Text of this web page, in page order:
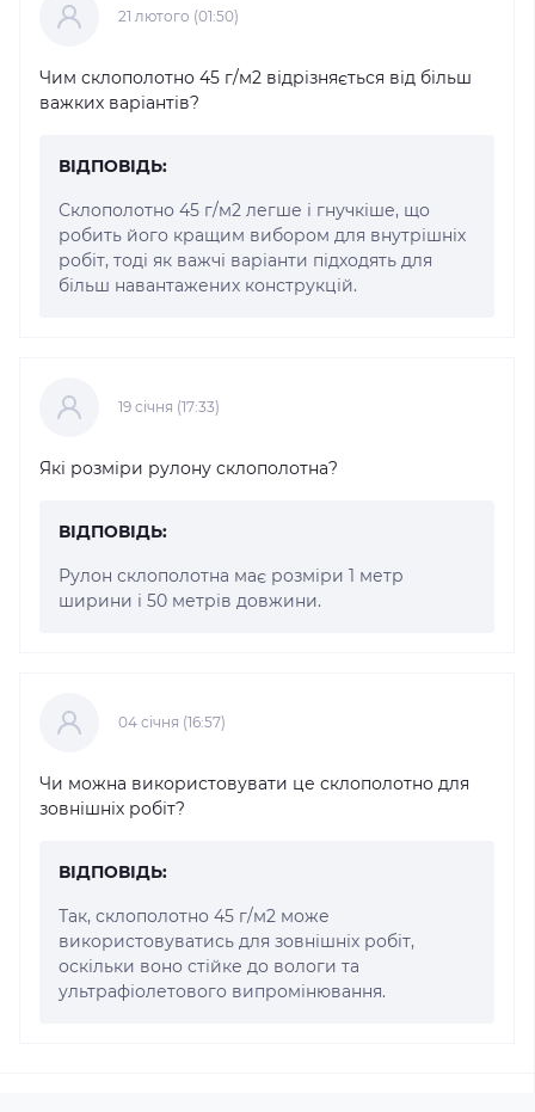
21 лютого (01:50)
Чим склополотно 45 г/м2 відрізняється від більш
важких варіантів?
ВІДПОВІДЬ:
Склополотно 45 г/м2 легше і гнучкіше, що
робить його кращим вибором для внутрішніх
робіт, тоді як важчі варіанти підходять для
більш навантажених конструкцій.
19 cічня (17:33)
Які розміри рулону склополотна?
ВІДПОВІДЬ:
Рулон склополотна має розміри 1 метр
ширини і 50 метрів довжини.
04 cічня (16:57)
Чи можна використовувати це склополотно для
зовнішніх робіт?
ВІДПОВІДЬ:
Так, склополотно 45 г/м2 може
використовуватись для зовнішніх робіт,
оскільки воно стійке до вологи та
ультрафіолетового випромінювання.